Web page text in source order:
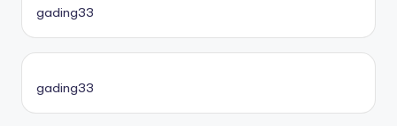
gading33
gading33